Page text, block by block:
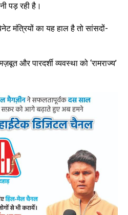
पड़ रही है।
मंत्रियों का यह हाल है तो सांसदों-
और पारदर्शी व्यवस्था को ‘रामराज्य’